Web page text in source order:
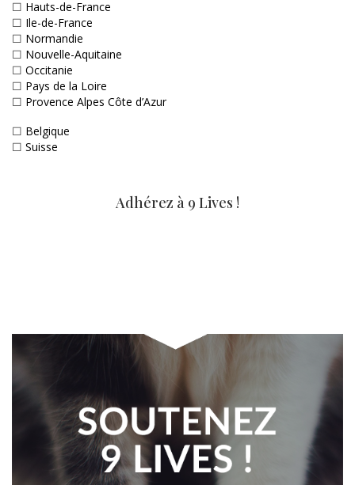
☐ Hauts-de-France
☐ Ile-de-France
☐ Normandie
☐ Nouvelle-Aquitaine
☐ Occitanie
☐ Pays de la Loire
☐ Provence Alpes Côte d’Azur
☐ Belgique
☐ Suisse
Adhérez à 9 Lives !